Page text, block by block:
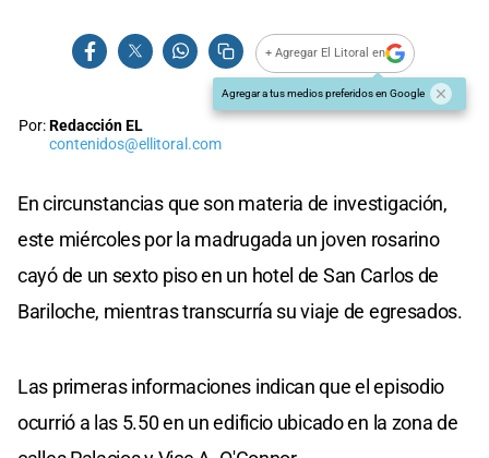
+ Agregar El Litoral en
Agregar a tus medios preferidos en Google
Por:Redacción EL
contenidos@ellitoral.com
En circunstancias que son materia de investigación,
este miércoles por la madrugada un joven rosarino
cayó de un sexto piso en un hotel de San Carlos de
Bariloche, mientras transcurría su viaje de egresados.
Las primeras informaciones indican que el episodio
ocurrió a las 5.50 en un edificio ubicado en la zona de